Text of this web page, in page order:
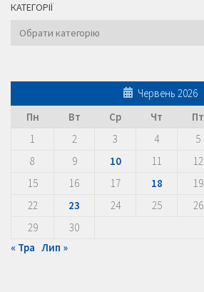
КАТЕГОРІЇ
Категорії
Червень 2026
Пн
Вт Ср Чт Пт
1
2 3 4 5
8
9 10 11 12
15
16 17 18 19
22
23 24 25 26
29
30
« Тра Лип »